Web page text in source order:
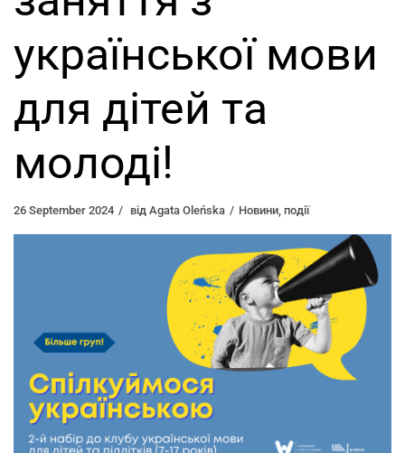
української мови
для дітей та
молоді!
26 September 2024 від Agata Oleńska Новини події